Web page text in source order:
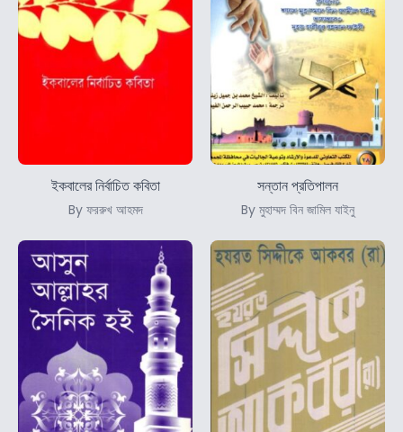
ইকবালের নির্বাচিত কবিতা
By ফররুখ আহমদ
সন্তান প্রতিপালন
By মুহাম্মদ বিন জামিল যাইনু